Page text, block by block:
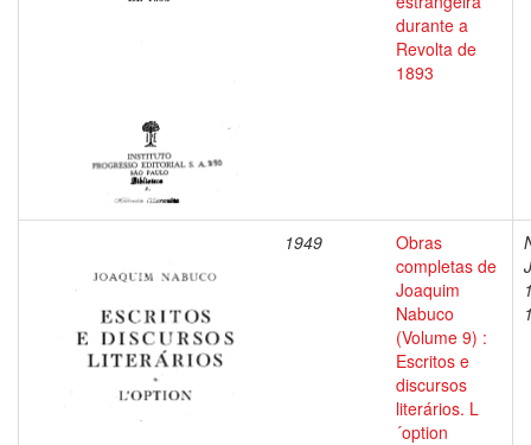
durante a
Revolta de
1893
1949
Obras
completas de
Joaquim
Nabuco
(Volume 9) :
Escritos e
discursos
literários. L
´option